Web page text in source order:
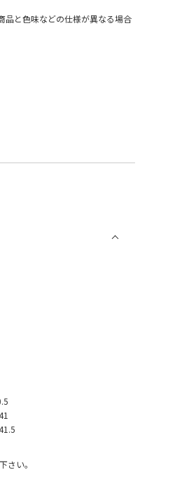
と色味などの仕様が異なる場合
さい。